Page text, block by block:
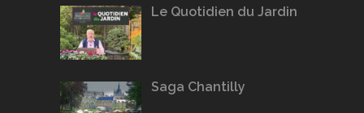
Le Quotidien du Jardin
Saga Chantilly